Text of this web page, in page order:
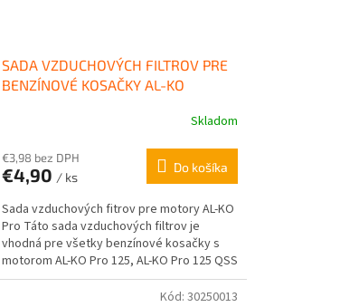
SADA VZDUCHOVÝCH FILTROV PRE
BENZÍNOVÉ KOSAČKY AL-KO
Skladom
€3,98 bez DPH
€4,90 / ks
Do košíka
Sada vzduchových fitrov pre motory AL-KO
Pro Táto sada vzduchových filtrov je
vhodná pre všetky benzínové kosačky s
motorom AL-KO Pro 125, AL-KO Pro 125 QSS
alebo AL-KO Pro 145 QSS....
Kód: 30250013